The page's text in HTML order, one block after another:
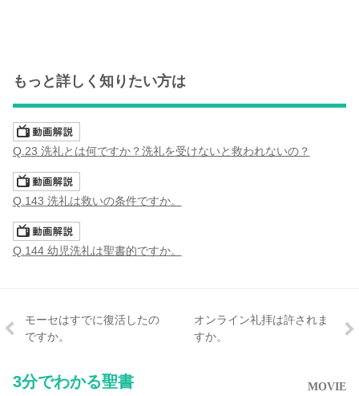
もっと詳しく知りたい方は
Q.23 洗礼とは何ですか？洗礼を受けないと救われないの？
Q.143 洗礼は救いの条件ですか。
Q.144 幼児洗礼は聖書的ですか。
モーセはすでに復活したの
ですか。
オンライン礼拝は許されま
すか。
3分でわかる聖書 MOVIE